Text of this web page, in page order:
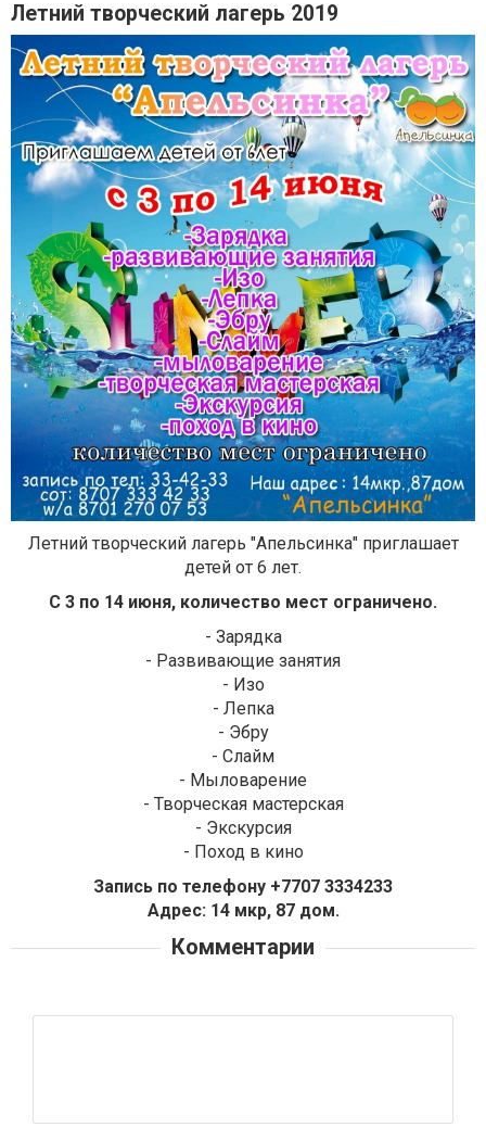
Летний творческий лагерь 2019
Летний творческий лагерь "Апельсинка" приглашает
детей от 6 лет.
С 3 по 14 июня, количество мест ограничено.
- Зарядка
- Развивающие занятия
- Изо
- Лепка
- Эбру
- Слайм
- Мыловарение
- Творческая мастерская
- Экскурсия
- Поход в кино
Запись по телефону +7707 3334233
Адрес: 14 мкр, 87 дом.
Комментарии